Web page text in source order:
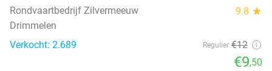
Rondvaartbedrijf Zilvermeeuw 9.8 star
Drimmelen
Verkocht: 2.689
Regulier €12
€9,50